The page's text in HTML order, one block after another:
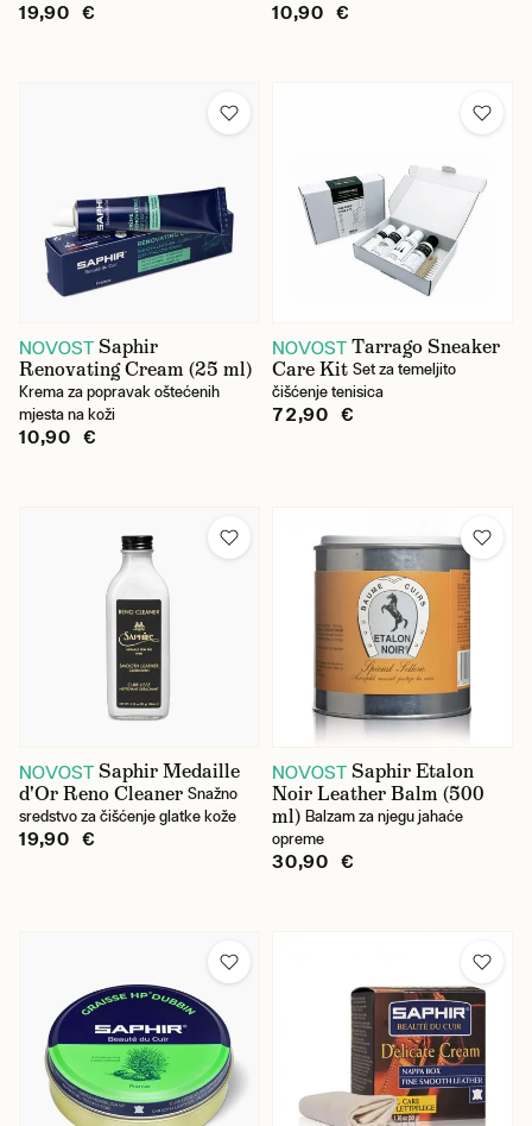
19,90 € 10,90 €
NOVOST Saphir
Renovating Cream (25 ml)
Krema za popravak oštećenih
mjesta na koži
10,90 €
NOVOST Tarrago Sneaker
Care Kit Set za temeljito
čišćenje tenisica
72,90 €
NOVOST Saphir Medaille
d'Or Reno Cleaner Snažno
sredstvo za čišćenje glatke kože
19,90 €
NOVOST Saphir Etalon
Noir Leather Balm (500
ml) Balzam za njegu jahaće
opreme
30,90 €